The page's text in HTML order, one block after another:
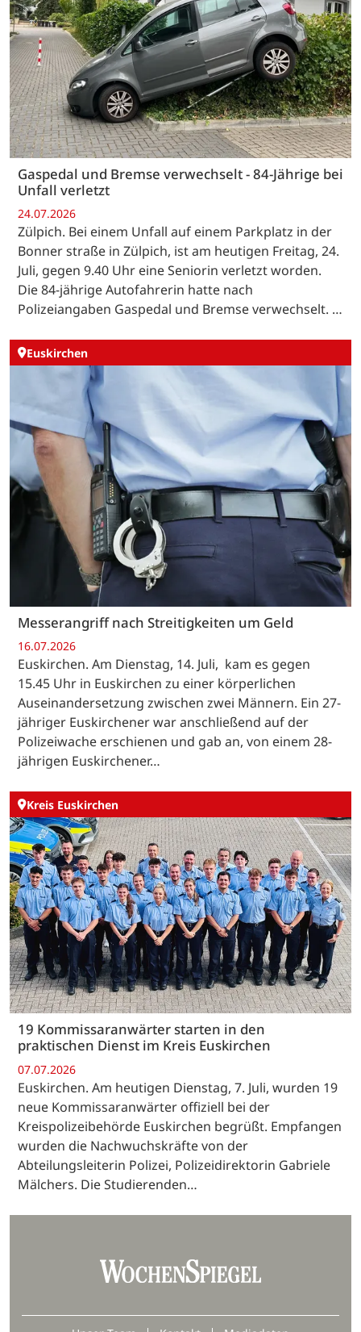
Gaspedal und Bremse verwechselt - 84-Jährige bei
Unfall verletzt
24.07.2026
Zülpich. Bei einem Unfall auf einem Parkplatz in der
Bonner straße in Zülpich, ist am heutigen Freitag, 24.
Juli, gegen 9.40 Uhr eine Seniorin verletzt worden.
Die 84-jährige Autofahrerin hatte nach
Polizeiangaben Gaspedal und Bremse verwechselt. …
Euskirchen
Messerangriff nach Streitigkeiten um Geld
16.07.2026
Euskirchen. Am Dienstag, 14. Juli, kam es gegen
15.45 Uhr in Euskirchen zu einer körperlichen
Auseinandersetzung zwischen zwei Männern. Ein 27-
jähriger Euskirchener war anschließend auf der
Polizeiwache erschienen und gab an, von einem 28-
jährigen Euskirchener…
Kreis Euskirchen
19 Kommissaranwärter starten in den
praktischen Dienst im Kreis Euskirchen
07.07.2026
Euskirchen. Am heutigen Dienstag, 7. Juli, wurden 19
neue Kommissaranwärter offiziell bei der
Kreispolizeibehörde Euskirchen begrüßt. Empfangen
wurden die Nachwuchskräfte von der
Abteilungsleiterin Polizei, Polizeidirektorin Gabriele
Mälchers. Die Studierenden…